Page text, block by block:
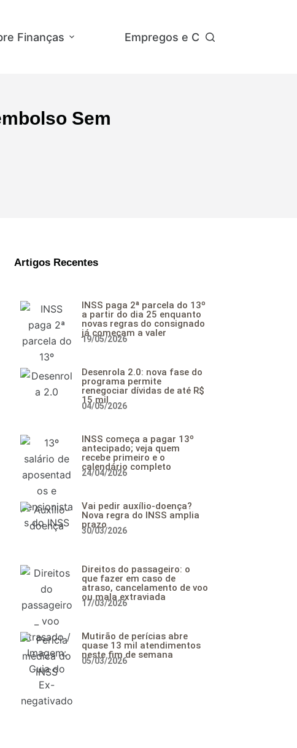
Finanças Empregos e Concursos
Sem
Artigos Recentes
INSS paga 2ª parcela do 13º
a partir do dia 25 enquanto
novas regras do consignado
já começam a valer
19/05/2026
Desenrola 2.0: nova fase do
programa permite
renegociar dívidas de até R$
15 mil
04/05/2026
INSS começa a pagar 13º
antecipado; veja quem
recebe primeiro e o
calendário completo
24/04/2026
Vai pedir auxílio-doença?
Nova regra do INSS amplia
prazo
30/03/2026
Direitos do passageiro: o
que fazer em caso de
atraso, cancelamento de voo
ou mala extraviada
17/03/2026
Mutirão de perícias abre
quase 13 mil atendimentos
neste fim de semana
05/03/2026